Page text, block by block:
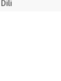
Dili